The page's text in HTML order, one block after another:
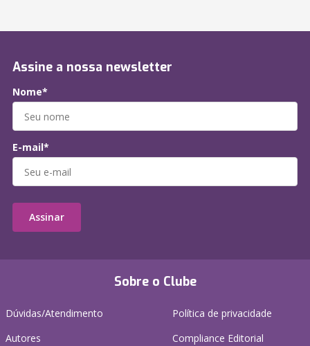
Sobre o Clube
Dúvidas/Atendimento
Autores
Política de privacidade
Compliance Editorial
Assine a nossa newsletter
Nome*
E-mail*
Assinar